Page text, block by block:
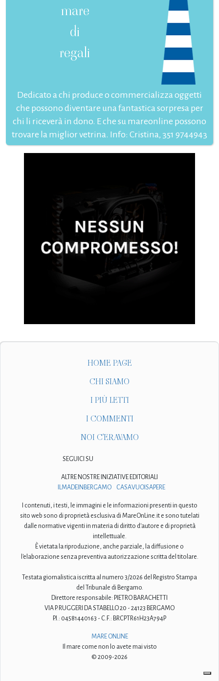
mare
di
regali
Dedicato a chi produce o commercializza oggetti
che possono diventare una fantastica sorpresa per
chi li riceverà in dono. E che su mareonline possono
trovare la miglior vetrina. Info: Cristina, 351 9744943
HOME PAGE
CHI SIAMO
I PIÙ LETTI
I COMMENTI
NOI C'ERAVAMO
SEGUICI SU
ALTRE NOSTRE INIZIATIVE EDITORIALI
ILMADEINBERGAMO
CASAVUOISAPERE
I contenuti, i testi, le immagini e le informazioni presenti in questo
sito web sono di proprietà esclusiva di MareOnLine.it e sono tutelati
dalle normative vigenti in materia di diritto d'autore e di proprietà
intellettuale.
È vietata la riproduzione, anche parziale, la diffusione o
l'elaborazione senza preventiva autorizzazione scritta del titolare.
Testata giornalistica iscritta al numero 3/2026 del Registro Stampa
del Tribunale di Bergamo.
Direttore responsabile: PIETRO BARACHETTI
VIA P. RUGGERI DA STABELLO 20 - 24123 BERGAMO
P.I.: 04581440163 - C.F.: BRCPTR61H23A794P
MARE ONLINE
Il mare come non lo avete mai visto
© 2009-2026